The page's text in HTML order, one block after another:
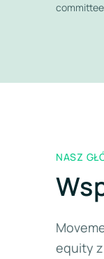
NASZ
equity